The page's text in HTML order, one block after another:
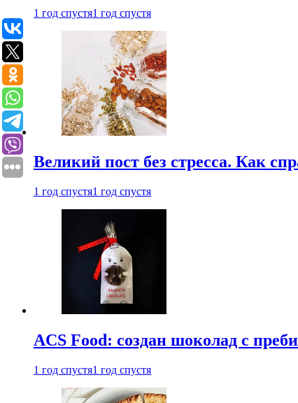
1 год спустя1 год спустя
Великий пост без стресса. Как
1 год спустя1 год спустя
ACS Food: создан шоколад с
1 год спустя1 год спустя